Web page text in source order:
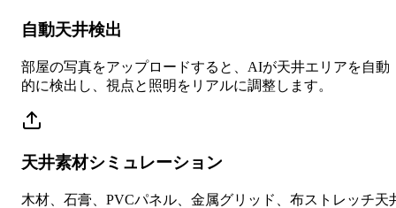
自動天井検出
部屋の写真をアップロードすると、AIが天井エリアを自動
的に検出し、視点と照明をリアルに調整します。
天井素材シミュレーション
木材、石膏、PVCパネル、金属グリッド、布ストレッチ天